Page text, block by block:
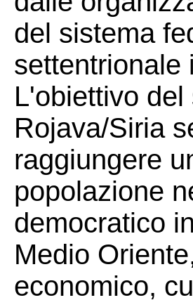
del sistema
settentrionale
L'obiettivo
Rojava/Siria
raggiungere
popolazione
democratico
Medio
economico,